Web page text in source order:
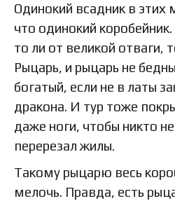
Одинокий всадник в этих
что одинокий
то ли от великой отваги,
Рыцарь, и рыцарь не
богатый, если не в латы
дракона. И тур тоже
даже ноги, чтобы никто
перерезал жилы.
Такому рыцарю весь
мелочь. Правда, есть